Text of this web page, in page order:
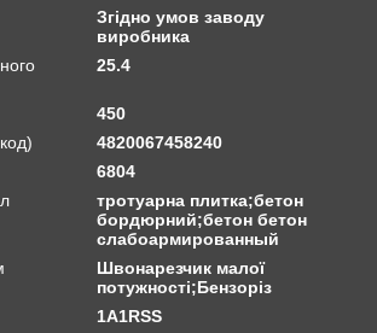
Згідно умов заводу
виробника
25.4
450
4820067458240
6804
тротуарна плитка;бетон
бордюрний;бетон бетон
слабоармированный
Швонарезчик малої
потужності;Бензоріз
1A1RSS